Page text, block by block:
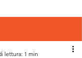
lettura: 1 min